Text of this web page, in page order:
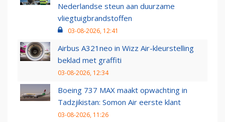
Nederlandse steun aan duurzame
vliegtuigbrandstoffen
03-08-2026, 12:41
Airbus A321neo in Wizz Air-kleurstelling
beklad met graffiti
03-08-2026, 12:34
Boeing 737 MAX maakt opwachting in
Tadzjikistan: Somon Air eerste klant
03-08-2026, 11:26